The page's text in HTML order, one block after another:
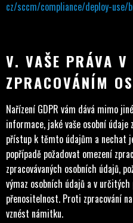
cz/sccm/compliance/deploy-use/
V. VAŠE PRÁVA
ZPRACOVÁNÍM
Nařízení GDPR vám dává mimo
informace, jaké vaše osobní údaje
přístup k těmto údajům a nechat
popřípadě požadovat omezení
zpracovávaných osobních údajů,
výmaz osobních údajů a v
přenositelnost. Proti zpracování
vznést námitku.